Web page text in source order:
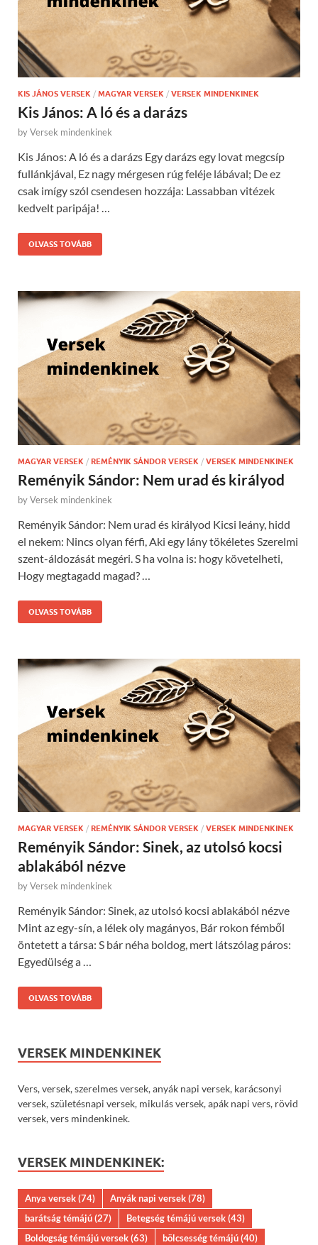
KIS JÁNOS VERSEK / MAGYAR VERSEK / VERSEK MINDENKINEK
Kis János: A ló és a darázs
byVersek mindenkinek
Kis János: A ló és a darázs Egy darázs egy lovat megcsíp
fullánkjával, Ez nagy mérgesen rúg feléje lábával; De ez
csak imígy szól csendesen hozzája: Lassabban vitézek
kedvelt paripája! …
OLVASS TOVÁBB
MAGYAR VERSEK / REMÉNYIK SÁNDOR VERSEK / VERSEK MINDENKINEK
Reményik Sándor: Nem urad és királyod
byVersek mindenkinek
Reményik Sándor: Nem urad és királyod Kicsi leány, hidd
el nekem: Nincs olyan férfi, Aki egy lány tökéletes Szerelmi
szent-áldozását megéri. S ha volna is: hogy követelheti,
Hogy megtagadd magad? …
OLVASS TOVÁBB
MAGYAR VERSEK / REMÉNYIK SÁNDOR VERSEK / VERSEK MINDENKINEK
Reményik Sándor: Sinek, az utolsó kocsi
ablakából nézve
byVersek mindenkinek
Reményik Sándor: Sinek, az utolsó kocsi ablakából nézve
Mint az egy-sín, a lélek oly magányos, Bár rokon fémből
öntetett a társa: S bár néha boldog, mert látszólag páros:
Egyedülség a …
OLVASS TOVÁBB
VERSEK MINDENKINEK
Vers, versek, szerelmes versek, anyák napi versek, karácsonyi
versek, születésnapi versek, mikulás versek, apák napi vers, rövid
versek, vers mindenkinek.
VERSEK MINDENKINEK:
Anya versek(74) Anyák napi versek(78)
barátság témájú(27) Betegség témájú versek(43)
Boldogság témájú versek(63) bölcsesség témájú(40)